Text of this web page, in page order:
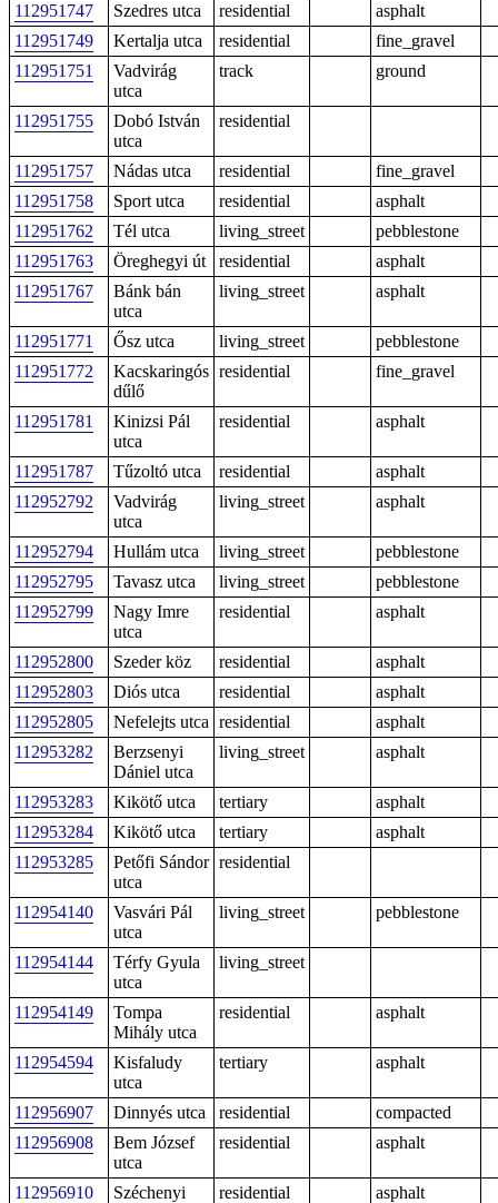
112951747 Szedres utca residential
asphalt
112951749
Kertalja utca residential
fine_gravel
112951751
Vadvirág
utca
track ground
112951755
Dobó István
utca
residential
112951757 Nádas utca residential
fine_gravel
112951758
Sport utca residential
asphalt
112951762
Tél utca living_street
pebblestone
112951763
Öreghegyi út residential
asphalt
112951767
Bánk bán
utca
living_street asphalt
112951771 Ősz utca living_street
pebblestone
112951772
Kacskaringós
dűlő
residential fine_gravel
112951781
Kinizsi Pál
utca
residential asphalt
112951787 Tűzoltó utca residential
asphalt
112952792
Vadvirág
utca
living_street asphalt
112952794 Hullám utca living_street
pebblestone
112952795
Tavasz utca living_street
pebblestone
112952799
Nagy Imre
utca
residential asphalt
112952800 Szeder köz residential
asphalt
112952803
Diós utca residential
asphalt
112952805
Nefelejts utca residential
asphalt
112953282
Berzsenyi
Dániel utca
living_street asphalt
112953283 Kikötő utca tertiary
asphalt
112953284
Kikötő utca tertiary
asphalt
112953285
Petőfi Sándor
utca
residential
112954140
Vasvári Pál
utca
living_street pebblestone
112954144
Térfy Gyula
utca
living_street
112954149
Tompa
Mihály utca
residential asphalt
112954594
Kisfaludy
utca
tertiary asphalt
112956907 Dinnyés utca residential
compacted
112956908
Bem József
utca
residential asphalt
112956910 Széchenyi residential asphalt